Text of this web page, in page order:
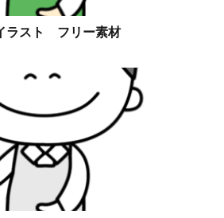
ラスト フリー素材